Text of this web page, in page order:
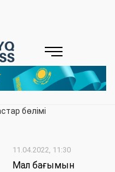
бөлімі
11.04.2022, 11:30
Мал бағымын